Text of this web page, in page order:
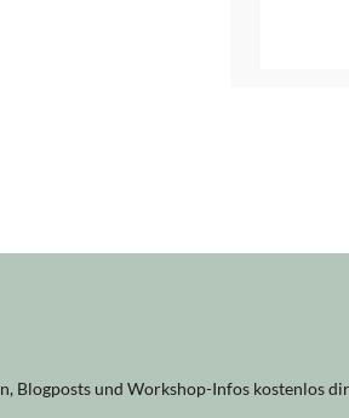
Blogposts und Workshop-Infos kostenlos